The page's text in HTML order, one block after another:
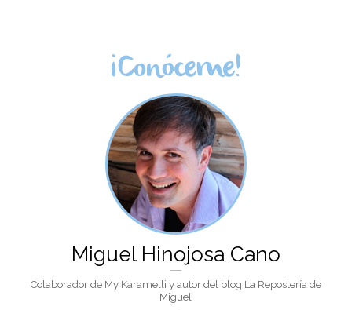
¡Conóceme!
Miguel Hinojosa Cano
Colaborador de My Karamelli y autor del blog La Repostería de
Miguel